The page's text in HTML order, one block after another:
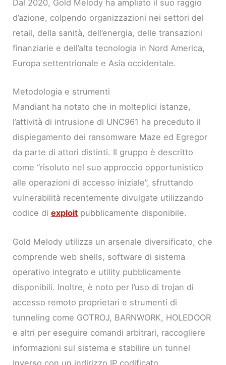
Dal 2020, Gold Melody ha ampliato il suo raggio
d’azione, colpendo organizzazioni nei settori del
retail, della sanità, dell’energia, delle transazioni
finanziarie e dell’alta tecnologia in Nord America,
Europa settentrionale e Asia occidentale.
Metodologia e strumenti
Mandiant ha notato che in molteplici istanze,
l’attività di intrusione di UNC961 ha preceduto il
dispiegamento dei ransomware Maze ed Egregor
da parte di attori distinti. Il gruppo è descritto
come “risoluto nel suo approccio opportunistico
alle operazioni di accesso iniziale”, sfruttando
vulnerabilità recentemente divulgate utilizzando
codice diexploit pubblicamente disponibile.
Gold Melody utilizza un arsenale diversificato, che
comprende web shells, software di sistema
operativo integrato e utility pubblicamente
disponibili. Inoltre, è noto per l’uso di trojan di
accesso remoto proprietari e strumenti di
tunneling come GOTROJ, BARNWORK, HOLEDOOR
e altri per eseguire comandi arbitrari, raccogliere
informazioni sul sistema e stabilire un tunnel
inverso con un indirizzo IP codificato.